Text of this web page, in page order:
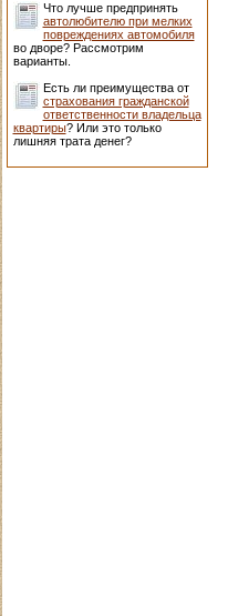
Что лучше предпринять
автолюбителю при мелких
повреждениях автомобиля
во дворе? Рассмотрим
варианты.
Есть ли преимущества от
страхования гражданской
ответственности владельца
квартиры? Или это только
лишняя трата денег?